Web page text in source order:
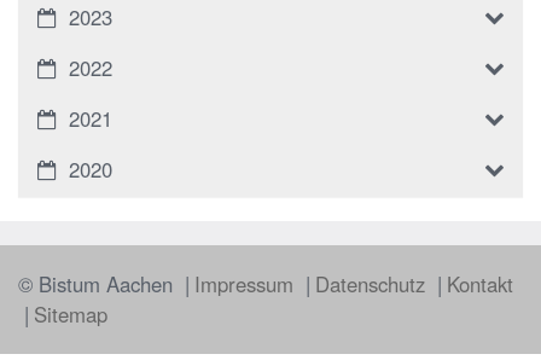
2023
2022
2021
2020
© Bistum Aachen Impressum Datenschutz
Kontakt
Sitemap